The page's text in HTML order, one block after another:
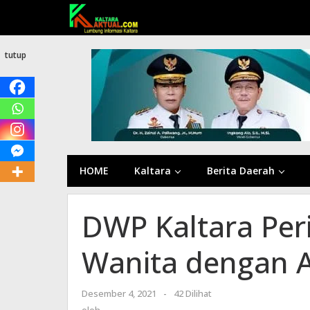
konten
HOME Kaltara Berita Daerah
tutup
DWP Kaltara
Wanita dengan
Desember 4, 2021 oleh
-
42 Dilihat